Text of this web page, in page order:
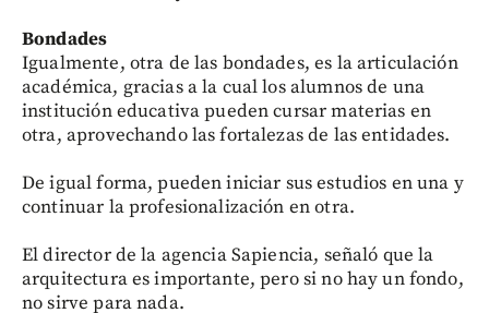
Bondades
Igualmente, otra de las bondades, es la articulación
académica, gracias a la cual los alumnos de una
institución educativa pueden cursar materias en
otra, aprovechando las fortalezas de las entidades.
De igual forma, pueden iniciar sus estudios en una y
continuar la profesionalización en otra.
El director de la agencia Sapiencia, señaló que la
arquitectura es importante, pero si no hay un fondo,
no sirve para nada.